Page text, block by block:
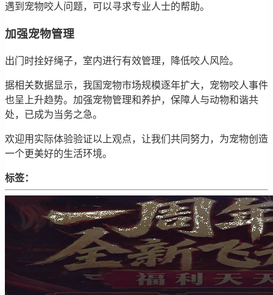
遇到宠物咬人问题，可以寻求专业人士的帮助。
加强宠物管理
出门时拴好绳子，室内进行有效管理，降低咬人风险。
据相关数据显示，我国宠物市场规模逐年扩大，宠物咬人事件
也呈上升趋势。加强宠物管理和养护，保障人与动物和谐共
处，已成为当务之急。
欢迎用实际体验验证以上观点，让我们共同努力，为宠物创造
一个更美好的生活环境。
标签：